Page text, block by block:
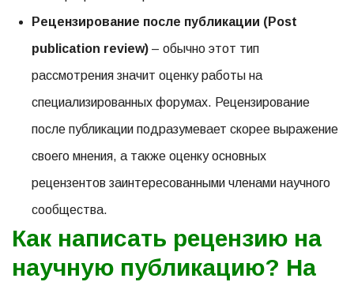
Рецензирование после публикации (Post
publication review) – обычно этот тип
рассмотрения значит оценку работы на
специализированных форумах. Рецензирование
после публикации подразумевает скорее выражение
своего мнения, а также оценку основных
рецензентов заинтересованными членами научного
сообщества.
Как написать рецензию на
научную публикацию? На